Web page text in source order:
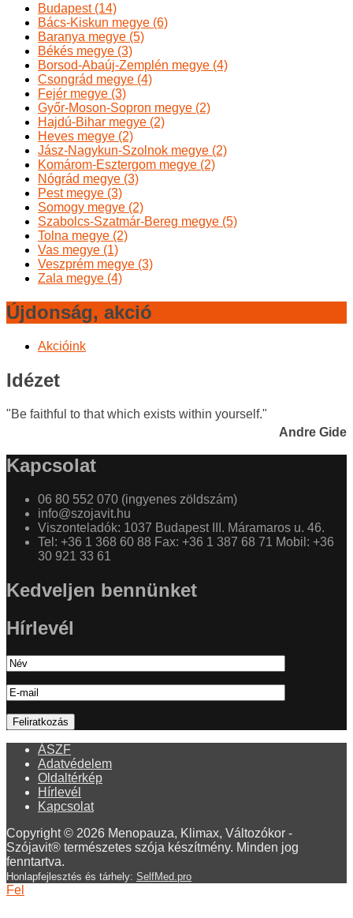
Budapest (14)
Bács-Kiskun megye (6)
Baranya megye (5)
Békés megye (3)
Borsod-Abaúj-Zemplén megye (4)
Csongrád megye (4)
Fejér megye (3)
Győr-Moson-Sopron megye (2)
Hajdú-Bihar megye (2)
Heves megye (2)
Jász-Nagykun-Szolnok megye (2)
Komárom-Esztergom megye (2)
Nógrád megye (3)
Pest megye (3)
Somogy megye (2)
Szabolcs-Szatmár-Bereg megye (5)
Tolna megye (2)
Vas megye (1)
Veszprém megye (3)
Zala megye (4)
Újdonság, akció
Akcióink
Idézet
"Be faithful to that which exists within yourself."
Andre Gide
Kapcsolat
06 80 552 070 (ingyenes zöldszám)
info@szojavit.hu
Viszonteladók: 1037 Budapest III. Máramaros u. 46.
Tel: +36 1 368 60 88 Fax: +36 1 387 68 71 Mobil: +36
30 921 33 61
Kedveljen bennünket
Hírlevél
ÁSZF
Adatvédelem
Oldaltérkép
Hírlevél
Kapcsolat
Copyright © 2026 Menopauza, Klimax, Változókor -
Szójavit® természetes szója készítmény. Minden jog
fenntartva.
Honlapfejlesztés és tárhely: SelfMed.pro
Fel